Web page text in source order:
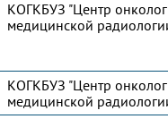
КОГКБУЗ "Центр
медицинской
КОГКБУЗ "Центр
медицинской